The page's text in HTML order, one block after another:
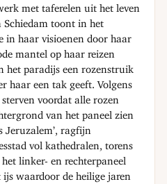
met taferelen uit het leven
Schiedam toont in het
in haar visioenen door haar
mantel op haar reizen
het paradijs een rozenstruik
haar een tak geeft. Volgens
voordat alle rozen
van het paneel zien
Jeruzalem’, ragfijn
vol kathedralen, torens
linker- en rechterpaneel
ijs waardoor de heilige jaren